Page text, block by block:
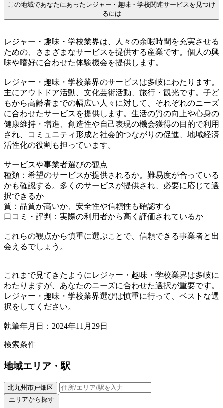
この地域であなたにあったレジャー・趣味・学校関連サービスを見つけ
るには
レジャー・趣味・学校業界は、人々の余暇時間を充実させる
ための、さまざまなサービスを提供する産業です。個人の興
味や嗜好に合わせた体験機会を提供します。
レジャー・趣味・学校業界のサービスは多岐にわたります。
主にアウトドア活動、文化芸術活動、旅行・観光です。子ど
もから高齢者までの幅広い人々に対して、それぞれのニーズ
に合わせたサービスを提供します。生活の質の向上や心身の
健康維持・増進、創造性や自己表現の機会獲得の目的で利用
され、コミュニティ形成と社会的つながりの促進、地域経済
活性化の役割も担っています。
サービスや事業者選びの観点
種類：希望のサービスが提供されるか。難易度が合っている
かも確認する。多くのサービスが提供され、必要に応じて選
択できるか
質：品質が高いか、安全性や信頼性も確認する
口コミ・評判：実際の利用者から高く評価されているか
これらの観点から慎重に選ぶことで、信頼できる事業者と出
会えるでしょう。
これまで見てきたようにレジャー・趣味・学校業界は多岐に
わたりますが、あなたのニーズに合わせた選択が重要です。
レジャー・趣味・学校業界選びは慎重に行って、ベストな選
択をしてください。
執筆年月日：2024年11月29日
検索条件
地域エリア・駅
北九州市戸畑区
エリアから探す